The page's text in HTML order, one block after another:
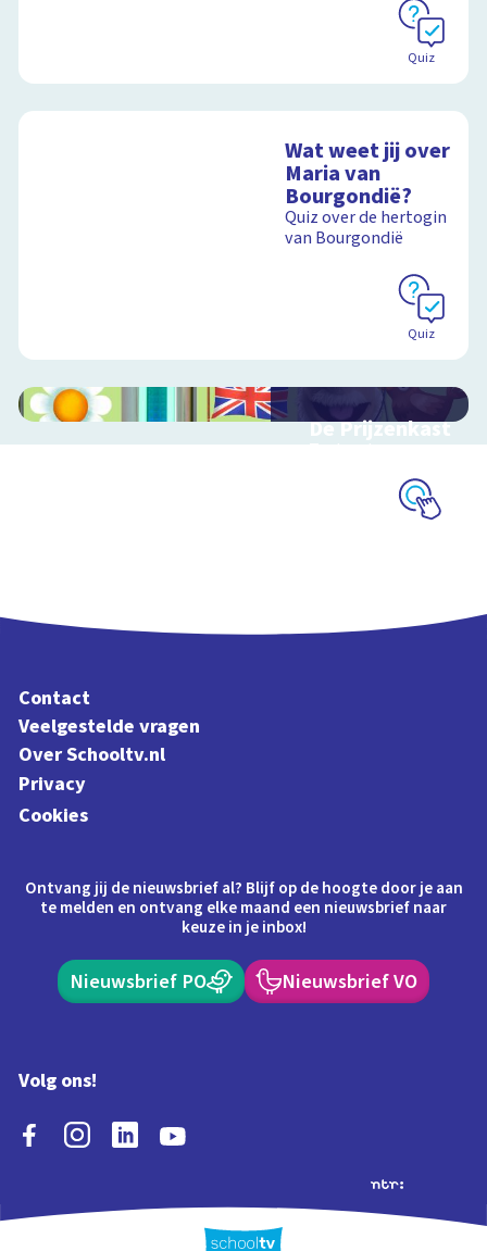
Quiz
Wat weet jij over
Maria van
Bourgondië?
Quiz over de hertogin
van Bourgondië
Quiz
De Prijzenkast
Taalspel
Contact
Veelgestelde vragen
Over Schooltv.nl
Privacy
Cookies
Ontvang jij de nieuwsbrief al? Blijf op de hoogte door je aan
te melden en ontvang elke maand een nieuwsbrief naar
keuze in je inbox!
Nieuwsbrief PO Nieuwsbrief VO
Volg ons!